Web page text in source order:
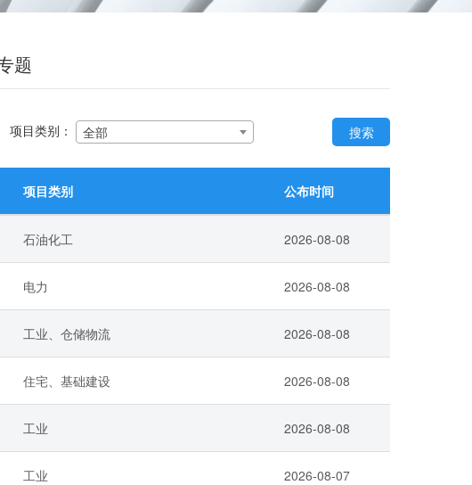
题
项目类别： 全部 搜索
项目类别 公布时间
石油化工 2026-08-08
电力 2026-08-08
工业、仓储物流 2026-08-08
住宅、基础建设 2026-08-08
工业 2026-08-08
工业 2026-08-07